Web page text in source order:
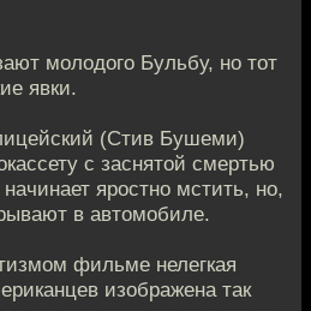
молодого Бульбу, но тот
явки.
(Стив Бушеми)
с заснятой смертью
яростно мстить, но,
в автомобиле.
фильме нелегкая
изображена так